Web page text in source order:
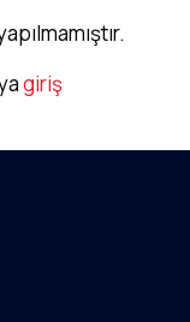
giriş